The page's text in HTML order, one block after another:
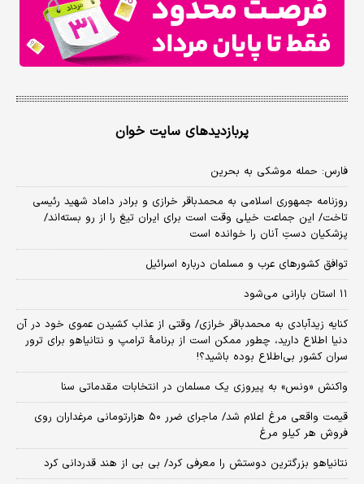
پربازدیدهای سایت خوان
فارس: حمله موشکی به بحرین
روزنامه جمهوری اسلامی به محمدباقر خرازی و برادر داماد شهید رئیسی
تاخت/ این جماعت خیلی وقت است برای ایران تیغ را از رو بسته‌اند/
پزشکیان دستِ آنان را خوانده است
توافق کشورهای عرب و مسلمان درباره اسرائیل
۱۱ استان بارانی می‌شود
کنایه زیدآبادی به محمدباقر خرازی/ وقتی از عذاب کشیدن عموی خود در آن
دنیا اطلاع دارید، چطور ممکن است از برنامهٔ ترامپ و نتانیاهو برای ترور
سران کشور بی‌اطلاع بوده باشید؟!
واکنش «ونس» به پیروزی یک مسلمان در انتخابات مقدماتی سنا
قیمت واقعی مرغ اعلام شد/ ماجرای ضرر ۵۰ هزارتومانی مرغداران روی
فروش هر کیلو مرغ
نتانیاهو بزرگترین دوستش را معرفی کرد/ بی بی از هند قدردانی کرد